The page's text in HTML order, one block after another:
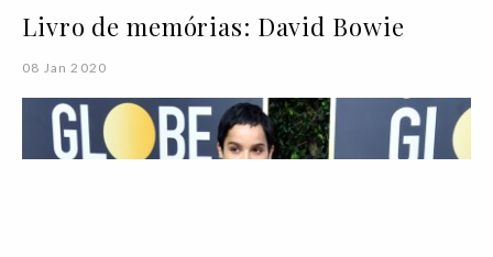
Livro de memórias: David Bowie
08 Jan 2020